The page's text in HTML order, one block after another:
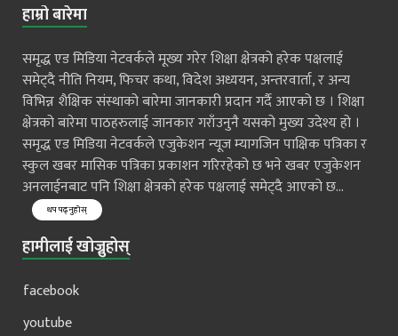
हाम्रो बारेमा
समृद्ध एड मिडिया नेटवर्कले मूख्य गरेर शिक्षा क्षेत्रको हरेक पक्षलाई
समेट्दै नीति नियम, फिचर कथा, विदेश अध्ययन, अन्तरवार्ता, र अन्य
विभिन्न शैक्षिक संस्थाको बारेमा जानकारी प्रदान गर्दै आएको छ । शिक्षा
क्षेत्रको बारेमा पाठहरुलाई जानकार गराँउनुनै यसको मुख्य उदेश्य हो ।
समृद्ध एड मिडिया नेटवर्कले एजुकेशन न्यूज म्यागजिन पाक्षिक पत्रिका र
स्कुल खबर मासिक पत्रिका प्रकाशन गरिरहेको छ भने खबर एजुकेशन
अनलाईनबाट पनि शिक्षा क्षेत्रको हरेक पक्षलाई समेट्दै आएको छ...
थप पढ्नुहोस्
हामीलाई खोज्नुहोस्
facebook
youtube